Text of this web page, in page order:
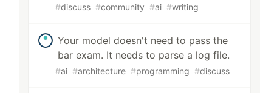
#discuss #community #ai #writing
Your model doesn't need to pass the
bar exam. It needs to parse a log file.
#ai #architecture #programming #discuss